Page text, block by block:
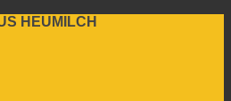
HEUMILCH